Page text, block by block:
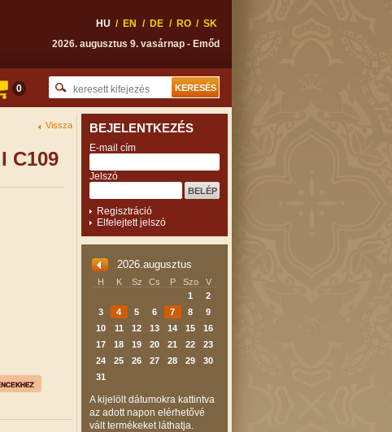
HU / EN / DE / RO / SK
2026. augusztus 9. vasárnap - Emőd
0
Vissza
C109
BEJELENTKEZÉS
E-mail cím
Jelszó
Regisztráció
Elfelejtett jelszó
2026.augusztus
H K Sz Cs P Szo
V
1
2
3
4 5 6 7 8
9
10
11 12 13 14 15
16
17
18 19 20 21 22
23
24
25 26 27 28 29
30
31
A kijelölt dátumokra kattintva
az adott napon elérhetővé
vált termékeket láthatja.